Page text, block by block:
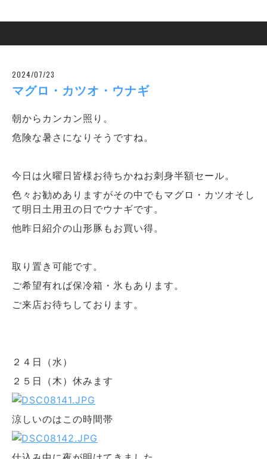
2024/07/23
マグロ・カツオ・ウナギ
朝からカンカン照り。
危険な暑さになりそうですね。
今日は火曜日皆様お待ちかねお刺身半額セール。
色々お勧めありますがその中でもマグロ・カツオそし
て明日土用丑の日でウナギです。
他昨日紹介の山形豚もお買い得。
取り置き可能です。
ご希望有れば保冷箱・氷もあります。
ご来店お待ちしております。
２４日（水）
２５日（木）休みます
涼しいのはこの時間帯